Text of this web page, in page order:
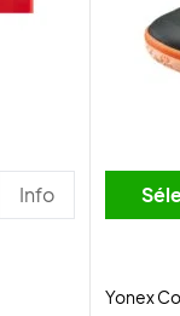
Info
Yonex